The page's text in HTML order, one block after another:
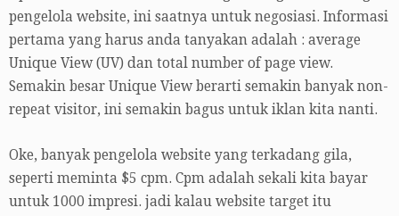
pengelola website, ini saatnya untuk negosiasi. Informasi
pertama yang harus anda tanyakan adalah : average
Unique View (UV) dan total number of page view.
Semakin besar Unique View berarti semakin banyak non-
repeat visitor, ini semakin bagus untuk iklan kita nanti.
Oke, banyak pengelola website yang terkadang gila,
seperti meminta $5 cpm. Cpm adalah sekali kita bayar
untuk 1000 impresi. jadi kalau website target itu